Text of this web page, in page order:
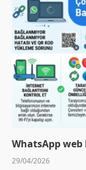
WhatsApp
29/04/2026